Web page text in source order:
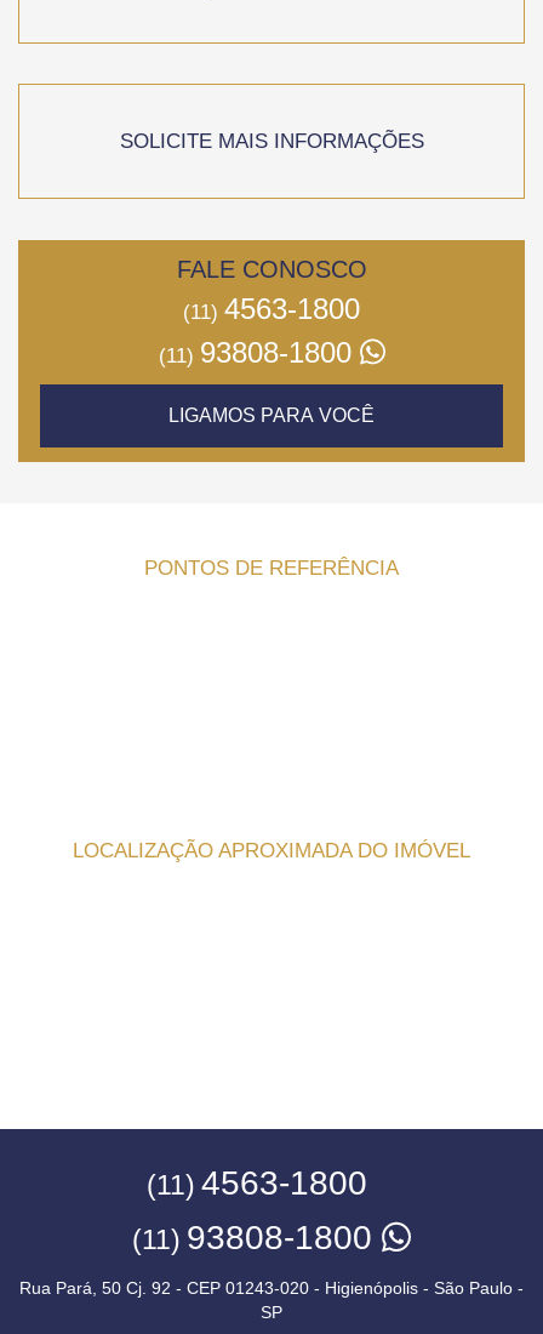
SOLICITE MAIS INFORMAÇÕES
FALE CONOSCO
(11) 4563-1800
(11) 93808-1800
LIGAMOS PARA VOCÊ
PONTOS DE REFERÊNCIA
LOCALIZAÇÃO APROXIMADA DO IMÓVEL
(11) 4563-1800
(11) 93808-1800
Rua Pará, 50 Cj. 92 - CEP 01243-020 - Higienópolis - São Paulo -
SP